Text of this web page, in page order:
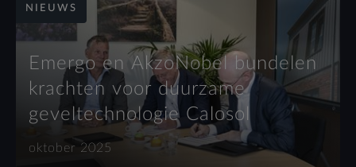
NIEUWS
Emergo en AkzoNobel bundelen
krachten voor duurzame
geveltechnologie Calosol
oktober 2025